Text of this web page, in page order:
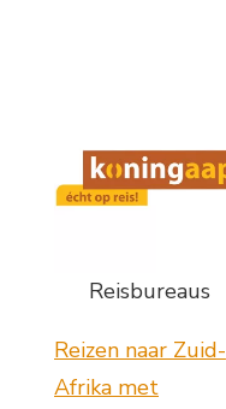
Reisbureaus
Reizen naar Zuid-
Afrika met